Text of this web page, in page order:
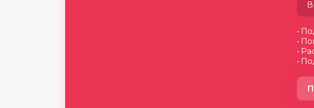
•
•
•
•